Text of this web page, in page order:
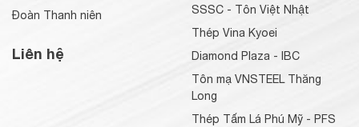
Đoàn Thanh niên
Liên hệ
SSSC - Tôn Việt Nhật
Thép Vina Kyoei
Diamond Plaza - IBC
Tôn mạ VNSTEEL Thăng
Long
Thép Tấm Lá Phú Mỹ - PFS